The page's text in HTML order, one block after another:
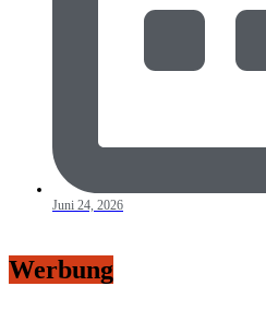
Juni 24, 2026
Werbung